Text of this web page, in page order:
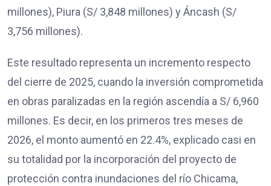
millones), Piura (S/ 3,848 millones) y Áncash (S/
3,756 millones).
Este resultado representa un incremento respecto
del cierre de 2025, cuando la inversión comprometida
en obras paralizadas en la región ascendía a S/ 6,960
millones. Es decir, en los primeros tres meses de
2026, el monto aumentó en 22.4%, explicado casi en
su totalidad por la incorporación del proyecto de
protección contra inundaciones del río Chicama,